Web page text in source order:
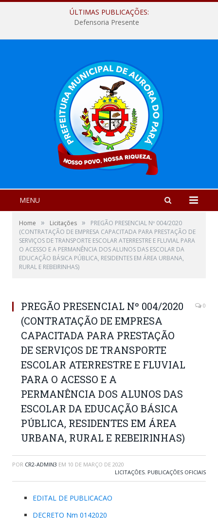
ÚLTIMAS PUBLICAÇÕES:
Defensoria Presente
MENU
Home » Licitações »
PREGÃO PRESENCIAL Nº 004/2020
(CONTRATAÇÃO DE EMPRESA CAPACITADA PARA PRESTAÇÃO DE
SERVIÇOS DE TRANSPORTE ESCOLAR ATERRESTRE E FLUVIAL PARA
O ACESSO E A PERMANÊNCIA DOS ALUNOS DAS ESCOLAR DA
EDUCAÇÃO BÁSICA PÚBLICA, RESIDENTES EM ÁREA URBANA,
RURAL E REBEIRINHAS)
PREGÃO PRESENCIAL Nº 004/2020
(CONTRATAÇÃO DE EMPRESA
CAPACITADA PARA PRESTAÇÃO
DE SERVIÇOS DE TRANSPORTE
ESCOLAR ATERRESTRE E FLUVIAL
PARA O ACESSO E A
PERMANÊNCIA DOS ALUNOS DAS
ESCOLAR DA EDUCAÇÃO BÁSICA
PÚBLICA, RESIDENTES EM ÁREA
URBANA, RURAL E REBEIRINHAS)
0
POR CR2-ADMIN3 EM 10 DE MARÇO DE 2020
LICITAÇÕES, PUBLICAÇÕES OFICIAIS
EDITAL DE PUBLICACAO
DECRETO Nm 0142020